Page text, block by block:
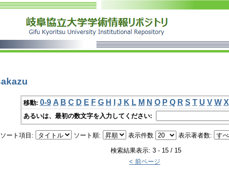
移動: 0-9 A B C D E F G H J K L M N O P Q R S T U V W X
あるいは、最初の数文字を入力してください:
ソート項目: ソート順: 表示件数 表示著者数:
検索結果表示: 3 - 15 / 15
< 前ページ